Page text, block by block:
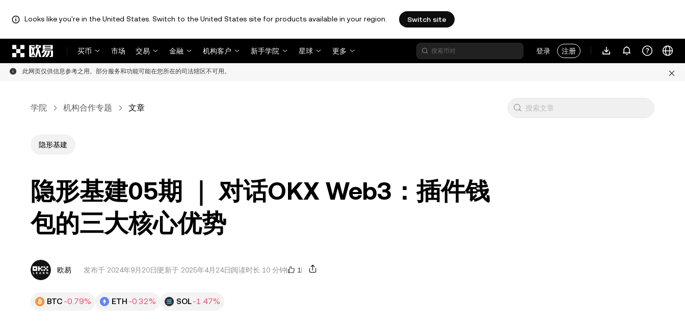
Looks like you're in the United States. Switch to the United States site for products available in your region. Switch site
买币
市场 交易 金融 机构客户 新手学院 星球 更多 登录 注册
此网页仅供信息参考之用。部分服务和功能可能在您所在的司法辖区不可用。
学院 机构合作专题 文章
隐形基建
隐形基建05期 ｜ 对话OKX Web3：插件钱
包的三大核心优势
欧易 发布于 2024年9月20日 更新于 2025年4月24日 阅读时长 10 分钟 1
BTC -0.79% ETH -0.32% SOL-1.47%